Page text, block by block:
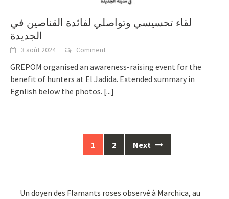
لقاء تحسيسي وتواصلي لفائدة القناصين في
الجديدة
3 août 2024 Comment
GREPOM organised an awareness-raising event for the
benefit of hunters at El Jadida. Extended summary in
Egnlish below the photos. [...]
1 2 Next
Un doyen des Flamants roses observé à Marchica, au